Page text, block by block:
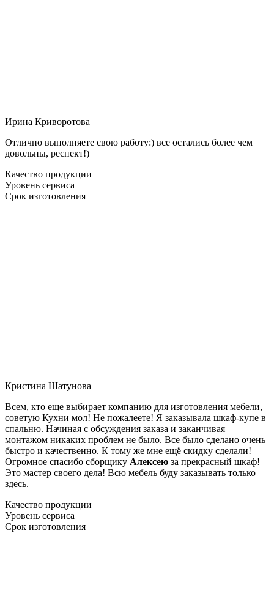
Ирина Криворотова
Отлично выполняете свою работу:) все остались более чем
довольны, респект!)
Качество продукции
Уровень сервиса
Срок изготовления
Кристина Шатунова
Всем, кто еще выбирает компанию для изготовления мебели,
советую Кухни мол! Не пожалеете! Я заказывала шкаф-купе в
спальню. Начиная с обсуждения заказа и заканчивая
монтажом никаких проблем не было. Все было сделано очень
быстро и качественно. К тому же мне ещё скидку сделали!
Огромное спасибо сборщику Алексею за прекрасный шкаф!
Это мастер своего дела! Всю мебель буду заказывать только
здесь.
Качество продукции
Уровень сервиса
Срок изготовления